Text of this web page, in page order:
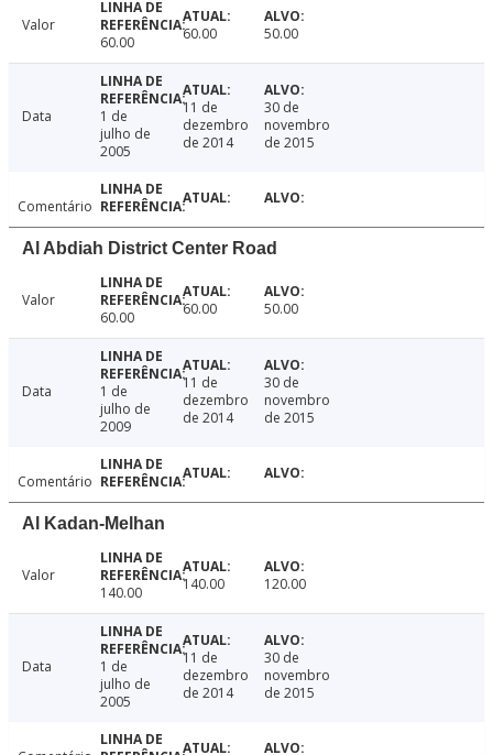
Valor
60.00
60.00 50.00
Data
1 de
julho de
2005
11 de
dezembro
de 2014
30 de
novembro
de 2015
Comentário
Al Abdiah District Center Road
Valor
60.00
60.00 50.00
Data
1 de
julho de
2009
11 de
dezembro
de 2014
30 de
novembro
de 2015
Comentário
Al Kadan-Melhan
Valor
140.00
140.00 120.00
Data
1 de
julho de
2005
11 de
dezembro
de 2014
30 de
novembro
de 2015